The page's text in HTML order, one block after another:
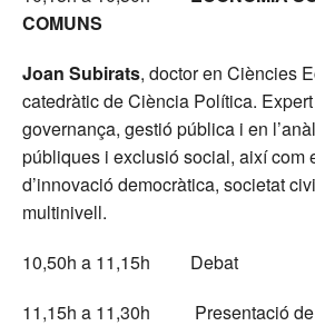
COMUNS
Joan Subirats, doctor en Ciències
catedràtic de Ciència Política.
governança, gestió pública i en
públiques i exclusió social, així com
d’innovació democràtica, societat
multinivell.
10,50h a 11,15h Debat
11,15h a 11,30h Presentació de